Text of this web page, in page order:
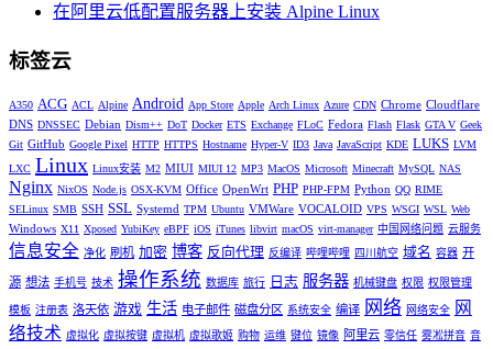
在阿里云低配置服务器上安装 Alpine Linux
标签云
A350 ACG ACL Alpine Android App Store Apple Arch Linux Azure CDN Chrome Cloudflare
DNS DNSSEC Debian Dism++ DoT Docker ETS Exchange FLoC Fedora Flash Flask GTA V Geek
Git GitHub Google Pixel HTTP HTTPS Hostname Hyper-V ID3 Java JavaScript KDE LUKS LVM
LXC Linux Linux安装 M2 MIUI MIUI 12 MP3 MacOS Microsoft Minecraft MySQL NAS
Nginx NixOS Node.js OSX-KVM Office OpenWrt PHP PHP-FPM Python QQ RIME
SELinux SMB SSH SSL Systemd TPM Ubuntu VMWare VOCALOID VPS WSGI WSL Web
Windows X11 Xposed YubiKey eBPF iOS iTunes libvirt macOS virt-manager 中国网络问题 云服务
信息安全 净化 刷机 加密 博客 反向代理 反编译 哔哩哔哩 四川航空 域名 容器 开
源 想法 手机号 技术 操作系统 数据库 旅行 日志 服务器 机械键盘 权限 权限管理
模板 注册表 洛天依 游戏 生活 电子邮件 磁盘分区 系统安全 编译 网络 网络安全
网
络技术 虚拟化 虚拟按键 虚拟机 虚拟歌姬 购物 运维 键位 镜像 阿里云 零信任 雾凇拼音 音